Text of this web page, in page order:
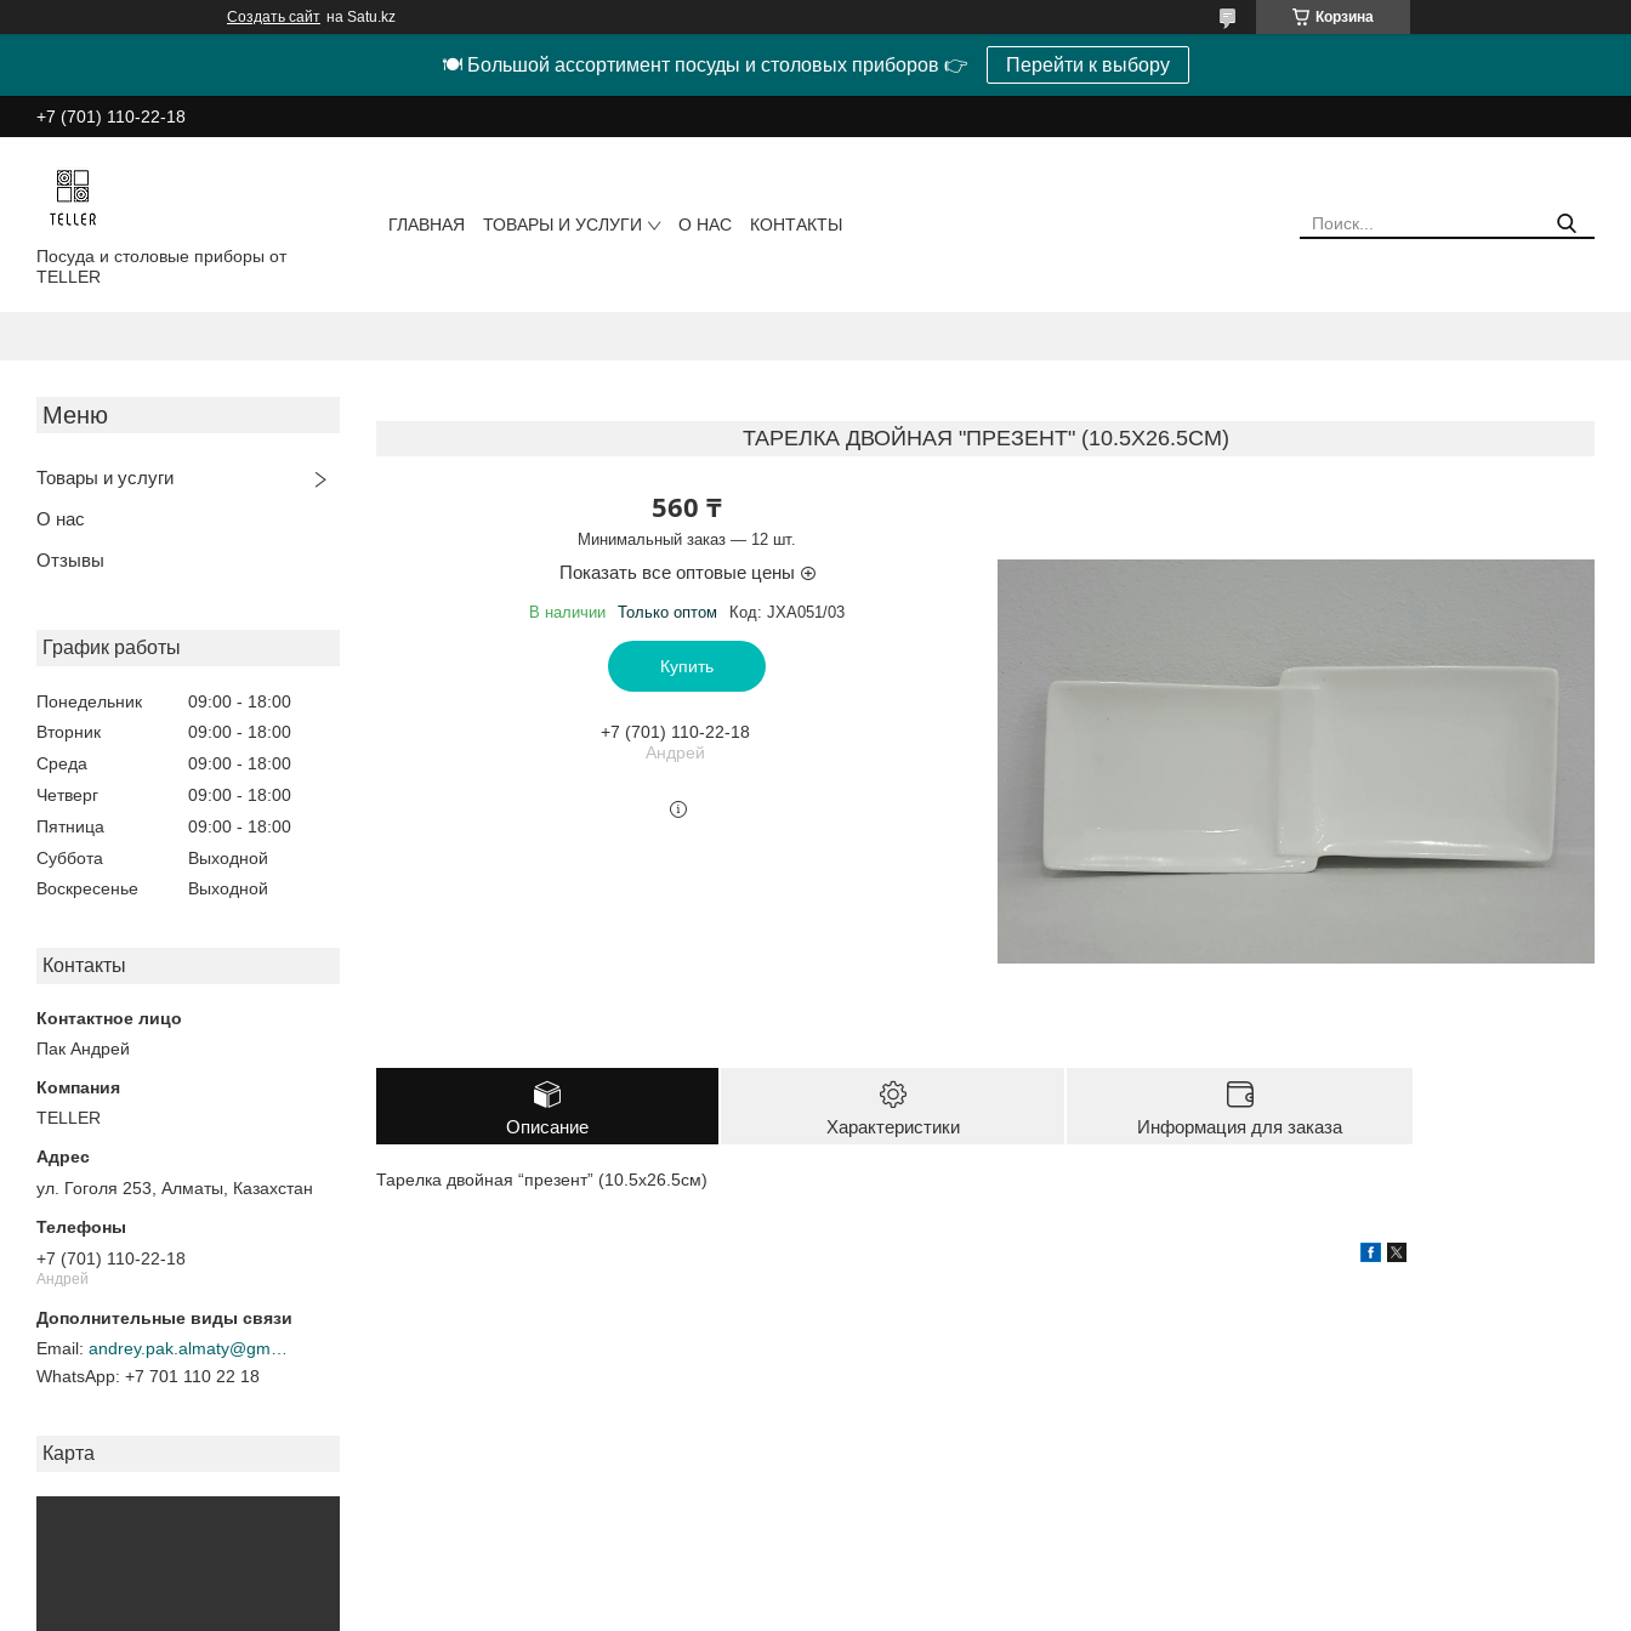
Создать сайт на Satu.kz Корзина
🍽 Большой ассортимент посуды и столовых приборов 👉 Перейти к выбору
+7 (701) 110-22-18
Посуда и столовые приборы от
TELLER
ГЛАВНАЯ ТОВАРЫ И УСЛУГИ О НАС КОНТАКТЫ
Товары и услуги
О нас
Отзывы
График работы
Понедельник 09:00
18:00
Вторник
09:00
18:00
Среда
09:00
18:00
Четверг
09:00
18:00
Пятница
09:00
18:00
Суббота
Выходной
Воскресенье
Выходной
Контакты
Пак Андрей
TELLER
ул. Гоголя 253, Алматы, Казахстан
+7 (701) 110-22-18
Андрей
+7 701 110 22 18
Карта
ТАРЕЛКА ДВОЙНАЯ "ПРЕЗЕНТ" (10.5Х26.5СМ)
560 ₸
Минимальный заказ — 12 шт.
Показать все оптовые цены
В наличии Только оптом Код: JXA051/03
Купить
+7 (701) 110-22-18
Андрей
Описание Характеристики Информация для заказа
Тарелка двойная “презент” (10.5х26.5см)